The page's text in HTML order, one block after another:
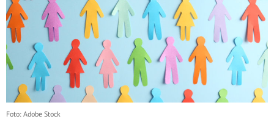
Foto: Adobe Stock